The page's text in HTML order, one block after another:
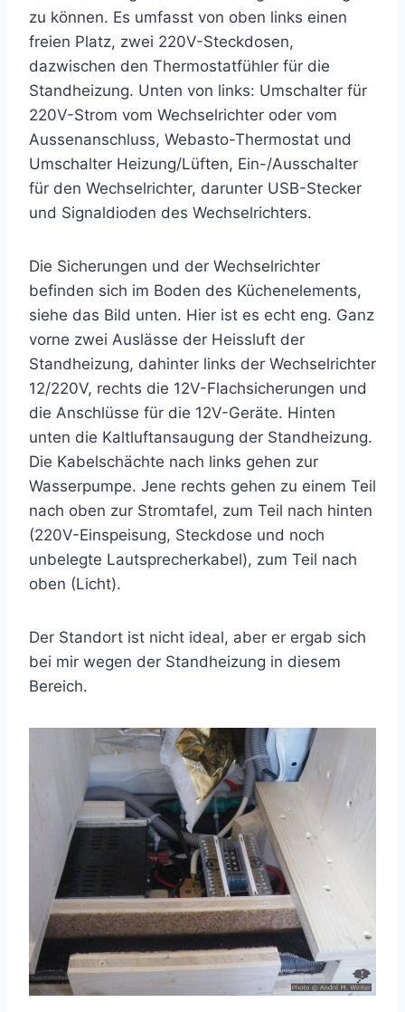
zu können. Es umfasst von oben links einen
freien Platz, zwei 220V-Steckdosen,
dazwischen den Thermostatfühler für die
Standheizung. Unten von links: Umschalter für
220V-Strom vom Wechselrichter oder vom
Aussenanschluss, Webasto-Thermostat und
Umschalter Heizung/Lüften, Ein-/Ausschalter
für den Wechselrichter, darunter USB-Stecker
und Signaldioden des Wechselrichters.
Die Sicherungen und der Wechselrichter
befinden sich im Boden des Küchenelements,
siehe das Bild unten. Hier ist es echt eng. Ganz
vorne zwei Auslässe der Heissluft der
Standheizung, dahinter links der Wechselrichter
12/220V, rechts die 12V-Flachsicherungen und
die Anschlüsse für die 12V-Geräte. Hinten
unten die Kaltluftansaugung der Standheizung.
Die Kabelschächte nach links gehen zur
Wasserpumpe. Jene rechts gehen zu einem Teil
nach oben zur Stromtafel, zum Teil nach hinten
(220V-Einspeisung, Steckdose und noch
unbelegte Lautsprecherkabel), zum Teil nach
oben (Licht).
Der Standort ist nicht ideal, aber er ergab sich
bei mir wegen der Standheizung in diesem
Bereich.